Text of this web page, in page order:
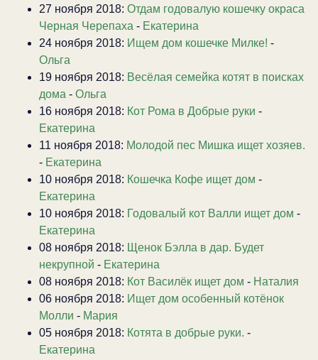
27 ноября 2018: Отдам годовалую кошечку окраса
Черная Черепаха - Екатерина
24 ноября 2018: Ищем дом кошечке Милке! -
Ольга
19 ноября 2018: Весёлая семейка котят в поисках
дома - Ольга
16 ноября 2018: Кот Рома в Добрые руки -
Екатерина
11 ноября 2018: Молодой пес Мишка ищет хозяев.
- Екатерина
10 ноября 2018: Кошечка Кофе ищет дом -
Екатерина
10 ноября 2018: Годовалый кот Валли ищет дом -
Екатерина
08 ноября 2018: Щенок Бэлла в дар. Будет
некрупной - Екатерина
08 ноября 2018: Кот Василёк ищет дом - Наталия
06 ноября 2018: Ищет дом особенный котёнок
Молли - Мария
05 ноября 2018: Котята в добрые руки. -
Екатерина